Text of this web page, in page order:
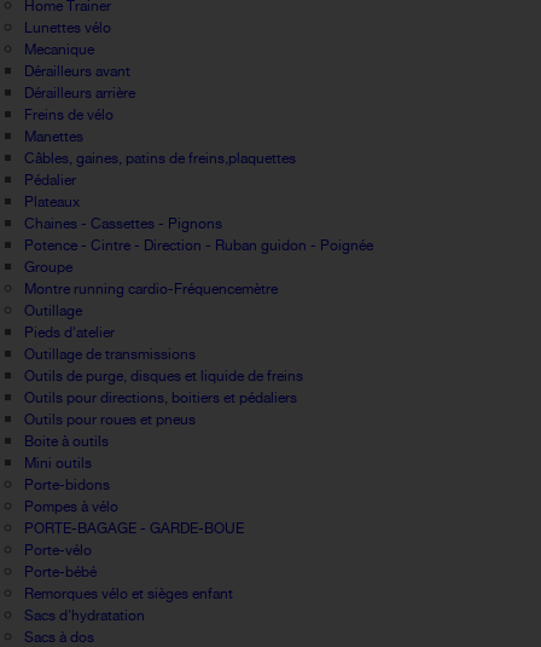
Home Trainer
Lunettes vélo
Mecanique
Dérailleurs avant
Dérailleurs arrière
Freins de vélo
Manettes
Câbles, gaines, patins de freins,plaquettes
Pédalier
Plateaux
Chaines - Cassettes - Pignons
Potence - Cintre - Direction - Ruban guidon - Poignée
Groupe
Montre running cardio-Fréquencemètre
Outillage
Pieds d'atelier
Outillage de transmissions
Outils de purge, disques et liquide de freins
Outils pour directions, boitiers et pédaliers
Outils pour roues et pneus
Boite à outils
Mini outils
Porte-bidons
Pompes à vélo
PORTE-BAGAGE - GARDE-BOUE
Porte-vélo
Porte-bébé
Remorques vélo et sièges enfant
Sacs d'hydratation
Sacs à dos